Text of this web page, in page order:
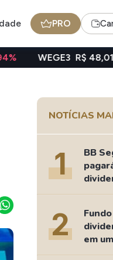
PRO
Coin - BNB
Ideias
Radar
R$ 48,01 -1,34%
NOTÍCIAS
1
BB
ação
2
em